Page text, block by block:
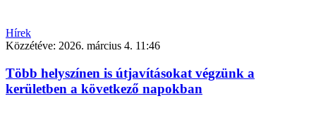
Hírek
Közzétéve: 2026. március 4. 11:46
Több helyszínen is útjavításokat végzünk a
kerületben a következő napokban